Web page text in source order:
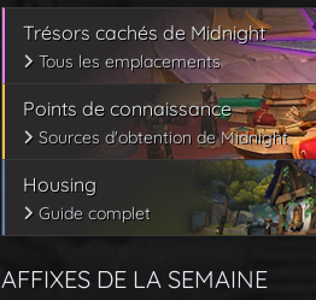
Trésors cachés de Midnight
Tous les emplacements
Points de connaissance
Sources d'obtention de Midnight
Housing
Guide complet
AFFIXES DE LA SEMAINE